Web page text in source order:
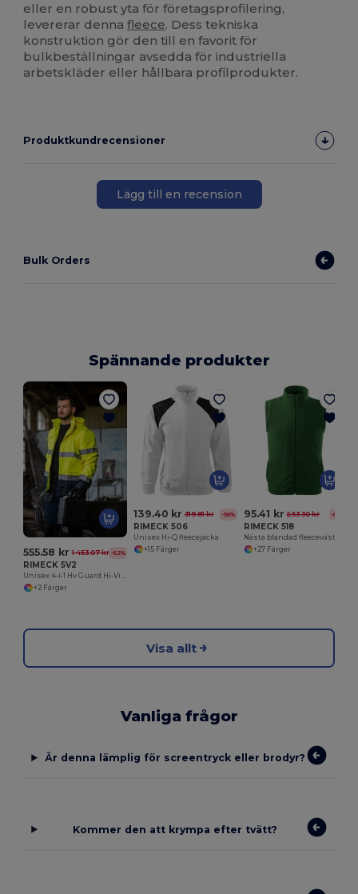
eller en robust yta för företagsprofilering,
levererar dennafleece. Dess tekniska
konstruktion gör den till en favorit för
bulkbeställningar avsedda för industriella
arbetskläder eller hållbara profilprodukter.
Produktkundrecensioner
Lägg till en recension
Bulk Orders
Spännande produkter
555.58 kr 1 453.07 kr -62%
RIMECK 5V2
Unisex 4-i-1 Hv Guard Hi-Vis jacka
+2 Färger
139.40 kr 319.81 kr -56%
RIMECK 506
Unisex Hi-Q fleecejacka
+15 Färger
95.41 kr 253.30 kr -62%
RIMECK 518
Nästa blandad fleeceväst
+27 Färger
Visa allt
Vanliga frågor
Är denna lämplig för screentryck eller brodyr?
Kommer den att krympa efter tvätt?